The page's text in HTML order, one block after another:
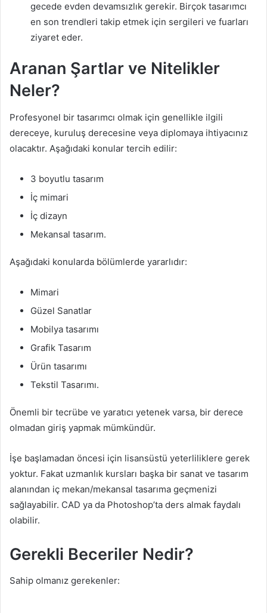
gecede evden devamsızlık gerekir. Birçok tasarımcı
en son trendleri takip etmek için sergileri ve fuarları
ziyaret eder.
Aranan Şartlar ve Nitelikler
Neler?
Profesyonel bir tasarımcı olmak için genellikle ilgili
dereceye, kuruluş derecesine veya diplomaya ihtiyacınız
olacaktır. Aşağıdaki konular tercih edilir:
3 boyutlu tasarım
İç mimari
İç dizayn
Mekansal tasarım.
Aşağıdaki konularda bölümlerde yararlıdır:
Mimari
Güzel Sanatlar
Mobilya tasarımı
Grafik Tasarım
Ürün tasarımı
Tekstil Tasarımı.
Önemli bir tecrübe ve yaratıcı yetenek varsa, bir derece
olmadan giriş yapmak mümkündür.
İşe başlamadan öncesi için lisansüstü yeterliliklere gerek
yoktur. Fakat uzmanlık kursları başka bir sanat ve tasarım
alanından iç mekan/mekansal tasarıma geçmenizi
sağlayabilir. CAD ya da Photoshop’ta ders almak faydalı
olabilir.
Gerekli Beceriler Nedir?
Sahip olmanız gerekenler: